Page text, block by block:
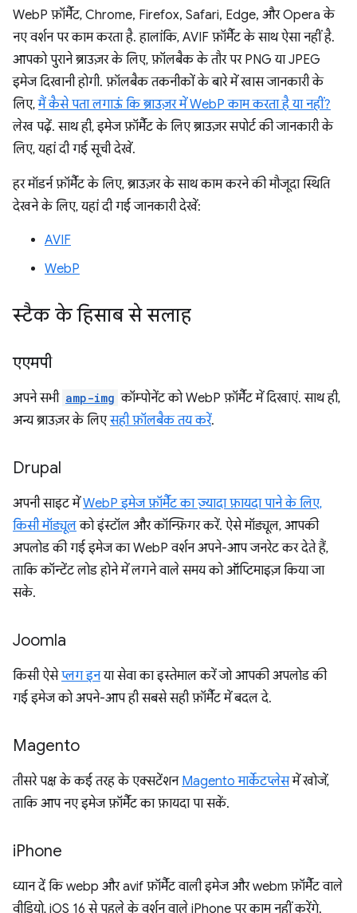
WebP फ़ॉर्मैट, Chrome, Firefox, Safari, Edge, और Opera के
नए वर्शन पर काम करता है. हालांकि, AVIF फ़ॉर्मैट के साथ ऐसा नहीं है.
आपको पुराने ब्राउज़र के लिए, फ़ॉलबैक के तौर पर PNG या JPEG
इमेज दिखानी होगी. फ़ॉलबैक तकनीकों के बारे में खास जानकारी के
लिए,मैं कैसे पता लगाऊं कि ब्राउज़र में WebP काम करता है या नहीं?
लेख पढ़ें. साथ ही, इमेज फ़ॉर्मैट के लिए ब्राउज़र सपोर्ट की जानकारी के
लिए, यहां दी गई सूची देखें.
हर मॉडर्न फ़ॉर्मैट के लिए, ब्राउज़र के साथ काम करने की मौजूदा स्थिति
देखने के लिए, यहां दी गई जानकारी देखें:
AVIF
WebP
स्टैक के हिसाब से सलाह
एएमपी
अपने सभी amp-img कॉम्पोनेंट को WebP फ़ॉर्मैट में दिखाएं. साथ ही,
अन्य ब्राउज़र के लिएसही फ़ॉलबैक तय करें.
Drupal
अपनी साइट मेंWebP इमेज फ़ॉर्मैट का ज़्यादा फ़ायदा पाने के लिए,
किसी मॉड्यूलको इंस्टॉल और कॉन्फ़िगर करें. ऐसे मॉड्यूल, आपकी
अपलोड की गई इमेज का WebP वर्शन अपने-आप जनरेट कर देते हैं,
ताकि कॉन्टेंट लोड होने में लगने वाले समय को ऑप्टिमाइज़ किया जा
सके.
Joomla
किसी ऐसेप्लग इनया सेवा का इस्तेमाल करें जो आपकी अपलोड की
गई इमेज को अपने-आप ही सबसे सही फ़ॉर्मैट में बदल दे.
Magento
तीसरे पक्ष के कई तरह के एक्सटेंशन Magento मार्केटप्लेसमें खोजें,
ताकि आप नए इमेज फ़ॉर्मैट का फ़ायदा पा सकें.
iPhone
ध्यान दें कि webp और avif फ़ॉर्मैट वाली इमेज और webm फ़ॉर्मैट वाले
वीडियो, iOS 16 से पहले के वर्शन वाले iPhone पर काम नहीं करेंगे.